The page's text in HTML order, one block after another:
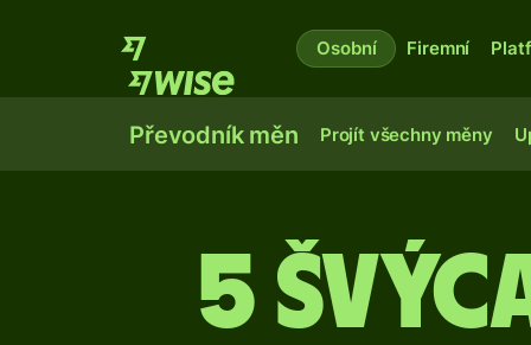
Osobní Firemní
Převodník měn Projít všechny měny
5